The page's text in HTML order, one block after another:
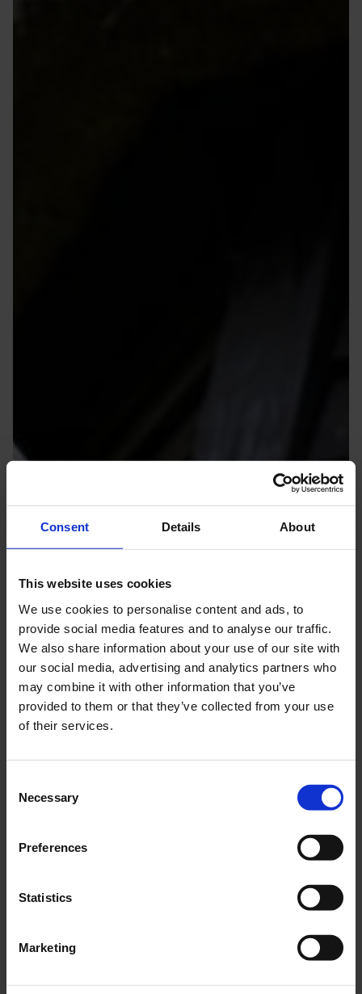
Consent Details About
This website uses cookies
We use cookies to personalise content and ads, to
provide social media features and to analyse our traffic.
We also share information about your use of our site with
our social media, advertising and analytics partners who
may combine it with other information that you’ve
provided to them or that they’ve collected from your use
of their services.
Selection
Necessary
Preferences
Statistics
Marketing